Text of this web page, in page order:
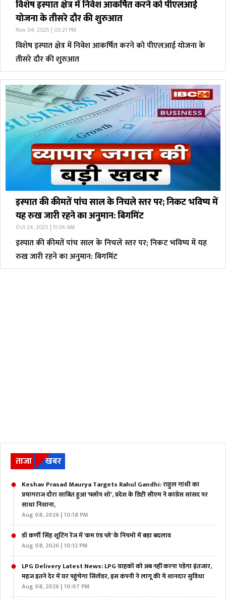
विशेष इस्पात क्षेत्र में निवेश आकर्षित करने को पीएलआई
योजना के तीसरे दौर की शुरुआत
Nov 04, 2025 | 03:21 PM
विशेष इस्पात क्षेत्र में निवेश आकर्षित करने को पीएलआई योजना के
तीसरे दौर की शुरुआत
इस्पात की कीमतें पांच साल के निचले स्तर पर; निकट भविष्य में
यह रुख जारी रहने का अनुमान: बिगमिंट
Oct 24, 2025 | 11:06 AM
इस्पात की कीमतें पांच साल के निचले स्तर पर; निकट भविष्य में यह
रुख जारी रहने का अनुमान: बिगमिंट
ताजा खबर
Keshav Prasad Maurya Targets Rahul Gandhi: राहुल गांधी का
प्रयागराज दौरा साबित हुआ ‘फ्लॉप शो’, प्रदेश के डिप्टी सीएम ने कांग्रेस सांसद पर
साधा निशाना,
Aug 08, 2026 | 10:18 PM
डॉ कर्णी सिंह शूटिंग रेंज में ‘कम एंड प्ले’ के नियमों में बड़ा बदलाव
Aug 08, 2026 | 10:12 PM
LPG Delivery Latest News: LPG ग्राहकों को अब नहीं करना पड़ेगा इंतजार,
महज इतने देर में घर पहुंचेगा सिलेंडर, इस कंपनी ने लागू की ये शानदार सुविधा
Aug 08, 2026 | 10:07 PM